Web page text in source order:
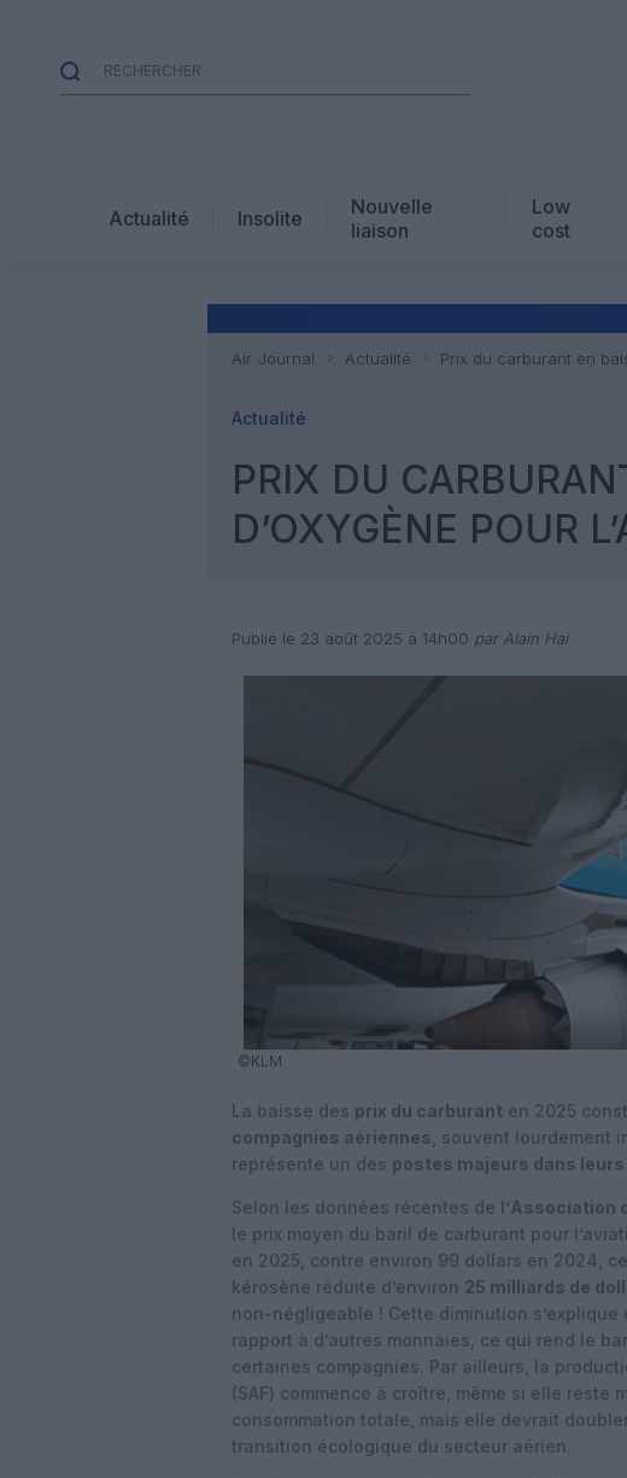
Actualité Insolite
Nouvelle
liaison
Low
cost
Air Journal Actualité Prix du carburant en
Actualité
PRIX DU
D’OXYGÈNE POUR
Publié le 23 août 2025 à 14h00 par Alain Hai
©KLM
La baisse des prix du carburant en 2025
compagnies aériennes , souvent lourdement
représente un des postes majeurs dans
Selon les données récentes de l’Association
le prix moyen du baril de carburant pour
en 2025, contre environ 99 dollars en 2024,
kérosène réduite d’environ 25 milliards de
non-négligeable ! Cette diminution
rapport à d’autres monnaies, ce qui rend le
certaines compagnies. Par ailleurs, la
(SAF) commence à croître, même si elle reste
consommation totale, mais elle devrait
transition écologique du secteur aérien.